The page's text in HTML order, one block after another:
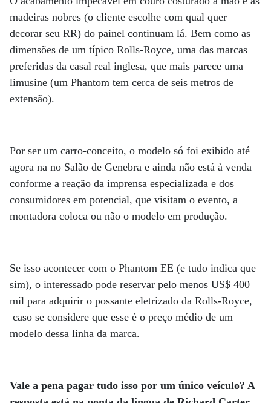
madeiras nobres (o cliente escolhe com qual quer
decorar seu RR) do painel continuam lá. Bem como as
dimensões de um típico Rolls-Royce, uma das marcas
preferidas da casal real inglesa, que mais parece uma
limusine (um Phantom tem cerca de seis metros de
extensão).
Por ser um carro-conceito, o modelo só foi exibido até
agora na no Salão de Genebra e ainda não está à venda –
conforme a reação da imprensa especializada e dos
consumidores em potencial, que visitam o evento, a
montadora coloca ou não o modelo em produção.
Se isso acontecer com o Phantom EE (e tudo indica que
sim), o interessado pode reservar pelo menos US$ 400
mil para adquirir o possante eletrizado da Rolls-Royce,
caso se considere que esse é o preço médio de um
modelo dessa linha da marca.
Vale a pena pagar tudo isso por um único veículo? A